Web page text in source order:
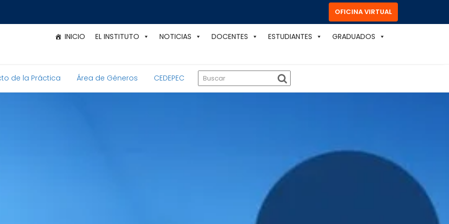
de la Práctica Área de Géneros
CEDEPEC
OFICINA VIRTUAL
INICIO EL INSTITUTO NOTICIAS DOCENTES ESTUDIANTES GRADUADOS